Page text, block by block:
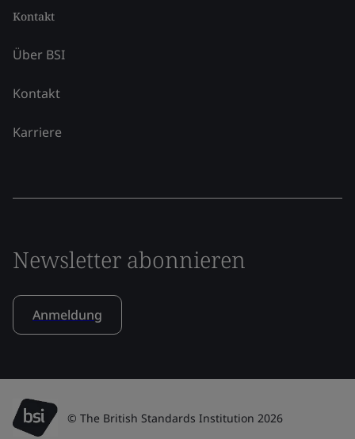
Kontakt
Über BSI
Kontakt
Karriere
Newsletter abonnieren
Anmeldung
© The British Standards Institution 2026